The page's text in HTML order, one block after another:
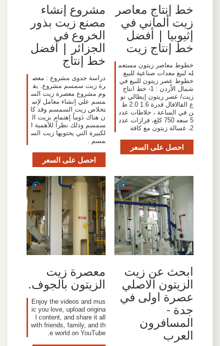
خط إنتاج معاصر
زيت ألماني في
إثيوبيا | أفضل
خط إنتاج زيت
خطوط معاصر زيتون مستعم
له لبيع معدات صناعية للبيع.
خطوط عصر زيتون للبيع في
شمال الاْردن : 1- خط انتاج
زيت/ عصر زيتون إيطالي نو
ع الفالافال قدرة 1.6 2.0 ط
ن في الساعة ، خلاطات عدد
5 سعه 750 كلغ، فرازات عدد
2، غسالة زيتون مع كافة
احصل على السعر
مشروع إنشاء
مصنع زيت بذور
الخروع في
الجزائر | أفضل
خط إنتاج
دراسة جدوى مشروع : معص
رة زيت سمسم مشروع. يق
وم مشروع معصرة زيت الس
مسم علي إنشاء معامل لإس
تخلاص زيت السمسم وقد كا
ن هناك دَوماً إهتمام بزيت ال
سمسم وذلك نظراً للأهمية ا
لكبيرة التي يحتويها زيت الس
مسم .
احصل على السعر
ابحث عن زيت
الزيتون الاصلي
عصرة اولى في
جدة -
المسافرون
العرب
معصرة زيت
الزيتون بالجوف.
Enjoy the videos and mus
ic you love, upload origina
l content, and share it all
with friends, family, and th
e world on YouTube.